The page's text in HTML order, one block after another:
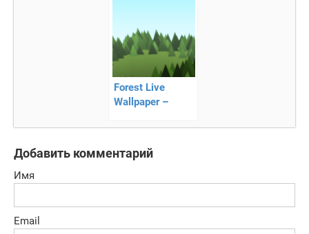
Forest Live
Wallpaper –
для экрана
Добавить комментарий
Имя
Email